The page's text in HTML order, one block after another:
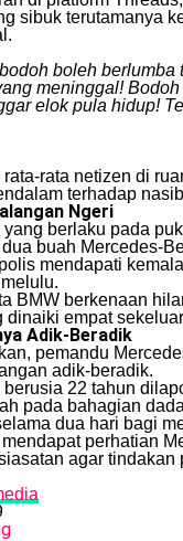
sibuk terutamanya
boleh
meninggal!
elok pula hidup!
rata-rata netizen di
terhadap
Ngeri
berlaku pada
buah Mercedes-
mendapati
BMW berkenaan
dinaiki empat
Adik-Beradik
pemandu
adik-beradik.
berusia 22 tahun
pada bahagian
dua hari bagi
perhatian
agar